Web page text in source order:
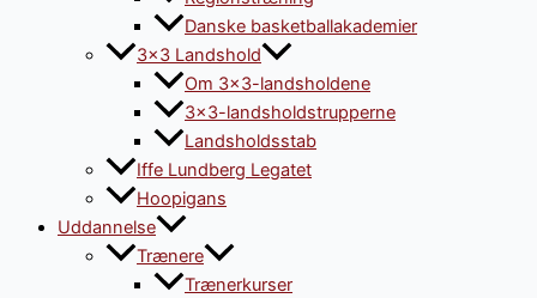
Danske basketballakademier
3×3 Landshold
Om 3×3-landsholdene
3×3-landsholdstrupperne
Landsholdsstab
Iffe Lundberg Legatet
Hoopigans
Uddannelse
Trænere
Trænerkurser